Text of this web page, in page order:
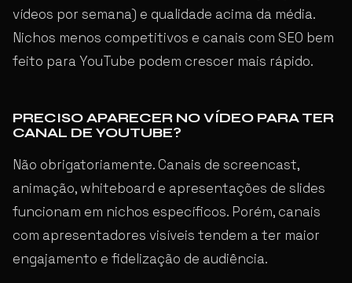
vídeos por semana) e qualidade acima da média.
Nichos menos competitivos e canais com SEO bem
feito para YouTube podem crescer mais rápido.
PRECISO APARECER NO VÍDEO PARA TER
CANAL DE YOUTUBE?
Não obrigatoriamente. Canais de screencast,
animação, whiteboard e apresentações de slides
funcionam em nichos específicos. Porém, canais
com apresentadores visíveis tendem a ter maior
engajamento e fidelização de audiência.